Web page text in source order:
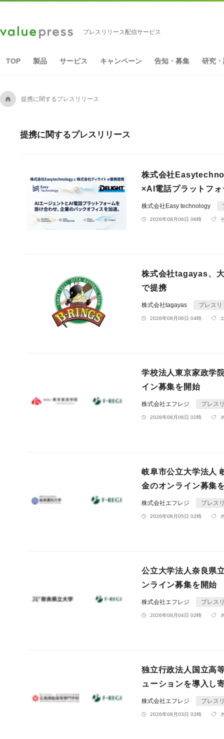
プレスリリース配信サービス
TOP 製品 サービス キャンペーン 告知・募集 研究
A 提携に関するプレスリリース
提携に関するプレスリリース
株式会社
×AI電話プラットフ
株式会社Easy technology
2026年08月06日 06時
株式会社tagayas、
で提携
株式会社tagayas プレス
2026年08月06日 04時
学校法人東京家政学
イン募集を開始
株式会社エフレジ プレス
2026年08月06日 02時
岐阜市公立大学法人
金のオンライン募集
株式会社エフレジ プレス
2026年08月05日 02時
公立大学法人奈良県
ンライン募集を開始
株式会社エフレジ プレス
2026年08月04日 02時
独立行政法人国立高
ューションを導入し
株式会社エフレジ プレス
2026年08月03日 02時